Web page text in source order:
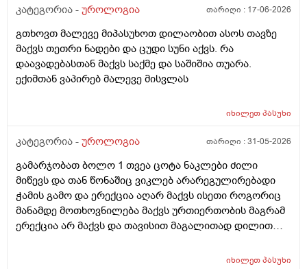
ერექცირებულის დროს უბრალოდ მერე გარშემოც
იქაჩება ხოლმე და ცოტა დაჭიმვასაც ვგრძნობსავით
ლაგამის არეში
კატეგორია - უროლოგია თარიღი : 17-06-2026
გთხოვთ მალევე მიპასუხოთ დილაობით ასოს თავზე
მაქვს თეთრი ნადები და ცუდი სუნი აქვს. რა
დაავადებასთან მაქვს საქმე და საშიშია თუარა.
ექიმთან ვაპირებ მალევე მისვლას
იხილეთპასუხი
კატეგორია - უროლოგია თარიღი :31-05-2026
გამარჯობათ ბოლო 1 თვეა ცოტა ნაკლები ძილი
მიწევს და თან წონაშიც ვიკლებ არარეგულირებადი
ჭამის გამო და ერექცია აღარ მაქვს ისეთი როგორიც
მანამდე მოთხოვნილება მაქვს ურთიერთობის მაგრამ
ერექცია არ მაქვს და თავისით მაგალითად დილით
იხილეთპასუხი